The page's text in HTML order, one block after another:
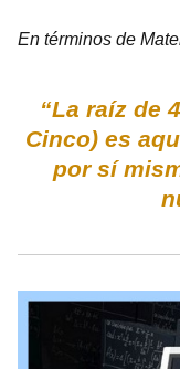
En términos de
“La raíz de
Cinco) es
por sí